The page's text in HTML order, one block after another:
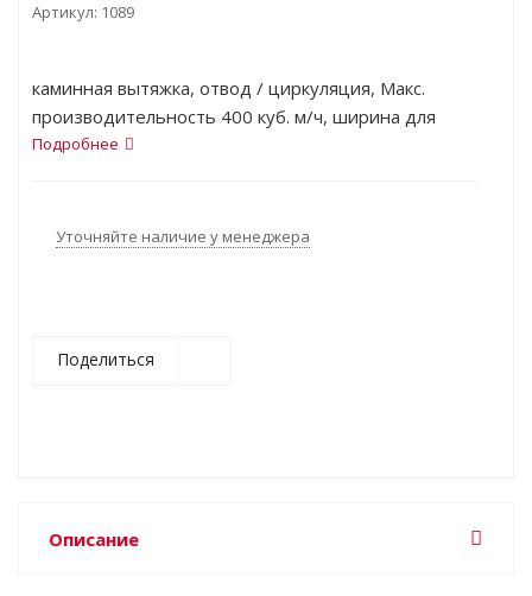
Артикул: 1089
каминная вытяжка, отвод / циркуляция, Макс.
производительность 400 куб. м/ч, ширина для
установки 60 см, 2 двигателя для максимальной
Подробнее
Уточняйте наличие у менеджера
Поделиться
Описание